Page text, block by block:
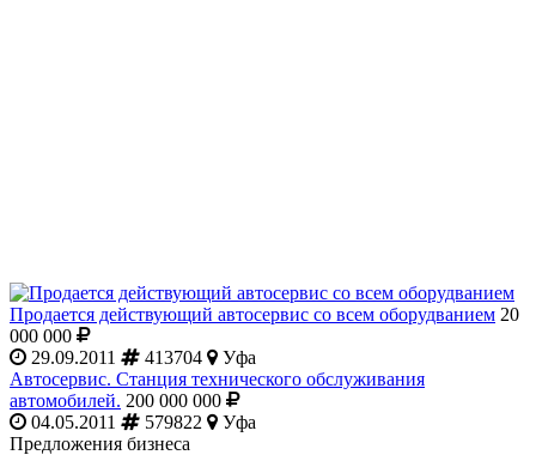
Продается действующий автосервис со всем оборудванием 20
000 000
29.09.2011
413704
Уфа
Автосервис. Станция технического обслуживания
автомобилей. 200 000 000
04.05.2011
579822
Уфа
Предложения бизнеса